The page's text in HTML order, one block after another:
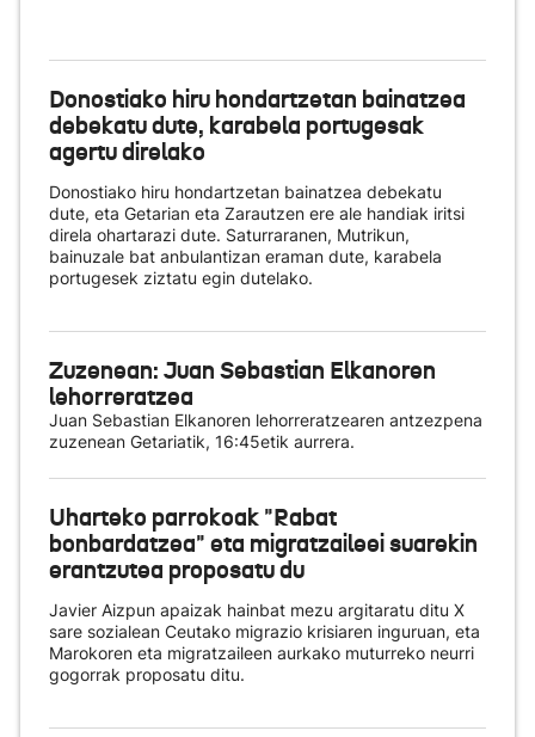
Donostiako hiru hondartzetan bainatzea
debekatu dute, karabela portugesak
agertu direlako
Donostiako hiru hondartzetan bainatzea debekatu
dute, eta Getarian eta Zarautzen ere ale handiak iritsi
direla ohartarazi dute. Saturraranen, Mutrikun,
bainuzale bat anbulantizan eraman dute, karabela
portugesek ziztatu egin dutelako.
Zuzenean: Juan Sebastian Elkanoren
lehorreratzea
Juan Sebastian Elkanoren lehorreratzearen antzezpena
zuzenean Getariatik, 16:45etik aurrera.
Uharteko parrokoak "Rabat
bonbardatzea" eta migratzaileei suarekin
erantzutea proposatu du
Javier Aizpun apaizak hainbat mezu argitaratu ditu X
sare sozialean Ceutako migrazio krisiaren inguruan, eta
Marokoren eta migratzaileen aurkako muturreko neurri
gogorrak proposatu ditu.